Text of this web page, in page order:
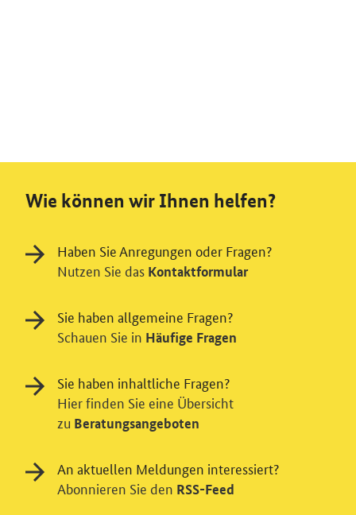
Wie können wir Ihnen helfen?
Haben Sie Anregungen oder Fragen?
Nutzen Sie das Kontaktformular
Sie haben allgemeine Fragen?
Schauen Sie in Häufige Fragen
Sie haben inhaltliche Fragen?
Hier finden Sie eine Übersicht
zu Beratungsangeboten
An aktuellen Meldungen interessiert?
Abonnieren Sie den RSS-Feed